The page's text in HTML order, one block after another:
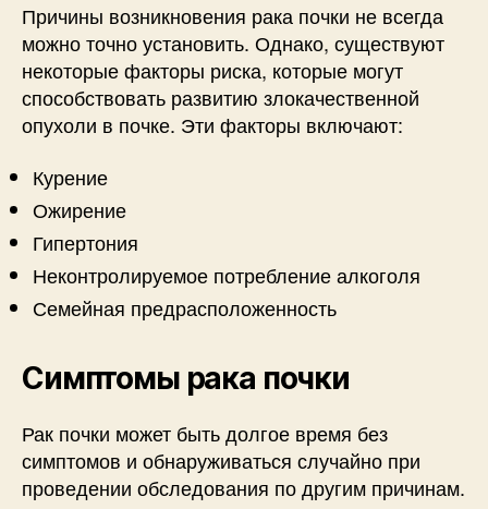
Причины возникновения рака почки не всегда
можно точно установить. Однако, существуют
некоторые факторы риска, которые могут
способствовать развитию злокачественной
опухоли в почке. Эти факторы включают:
Курение
Ожирение
Гипертония
Неконтролируемое потребление алкоголя
Семейная предрасположенность
Симптомы рака почки
Рак почки может быть долгое время без
симптомов и обнаруживаться случайно при
проведении обследования по другим причинам.